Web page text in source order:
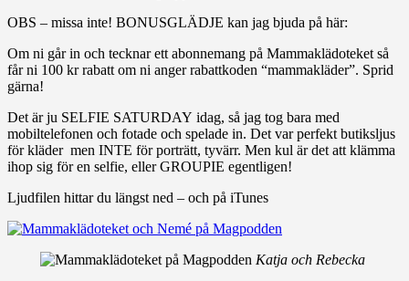
OBS – missa inte! BONUSGLÄDJE kan jag bjuda på här:
Om ni går in och tecknar ett abonnemang på Mammaklädoteket så
får ni 100 kr rabatt om ni anger rabattkoden “mammakläder”. Sprid
gärna!
Det är ju SELFIE SATURDAY idag, så jag tog bara med
mobiltelefonen och fotade och spelade in. Det var perfekt butiksljus
för kläder men INTE för porträtt, tyvärr. Men kul är det att klämma
ihop sig för en selfie, eller GROUPIE egentligen!
Ljudfilen hittar du längst ned – och på iTunes
Katja och Rebecka